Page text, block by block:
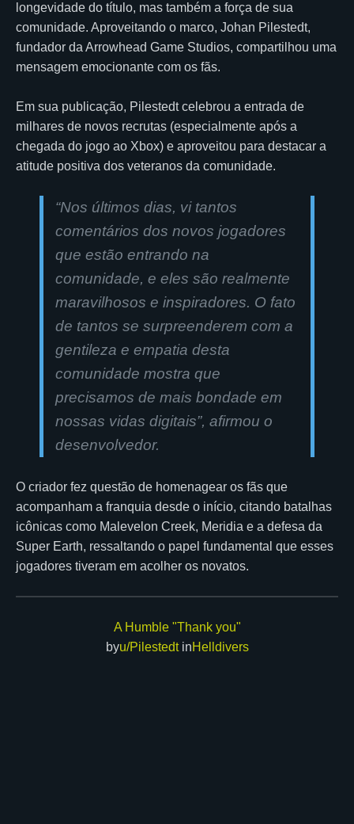
longevidade do título, mas também a força de sua
comunidade. Aproveitando o marco, Johan Pilestedt,
fundador da Arrowhead Game Studios, compartilhou uma
mensagem emocionante com os fãs.
Em sua publicação, Pilestedt celebrou a entrada de
milhares de novos recrutas (especialmente após a
chegada do jogo ao Xbox) e aproveitou para destacar a
atitude positiva dos veteranos da comunidade.
“Nos últimos dias, vi tantos
comentários dos novos jogadores
que estão entrando na
comunidade, e eles são realmente
maravilhosos e inspiradores. O fato
de tantos se surpreenderem com a
gentileza e empatia desta
comunidade mostra que
precisamos de mais bondade em
nossas vidas digitais”, afirmou o
desenvolvedor.
O criador fez questão de homenagear os fãs que
acompanham a franquia desde o início, citando batalhas
icônicas como Malevelon Creek, Meridia e a defesa da
Super Earth, ressaltando o papel fundamental que esses
jogadores tiveram em acolher os novatos.
A Humble "Thank you"
byu/PilestedtinHelldivers